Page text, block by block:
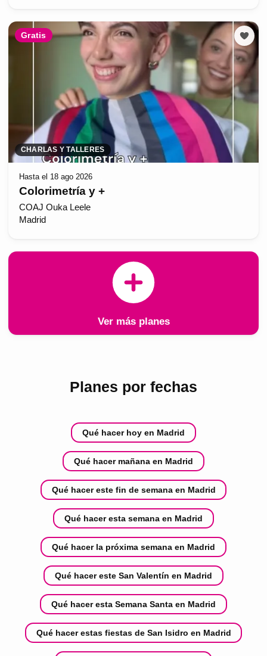
Gratis
CHARLAS Y TALLERES
Hasta el 18 ago 2026
Colorimetría y +
COAJ Ouka Leele
Madrid
Ver más planes
Planes por fechas
Qué hacer hoy en Madrid
Qué hacer mañana en Madrid
Qué hacer este fin de semana en Madrid
Qué hacer esta semana en Madrid
Qué hacer la próxima semana en Madrid
Qué hacer este San Valentín en Madrid
Qué hacer esta Semana Santa en Madrid
Qué hacer estas fiestas de San Isidro en Madrid